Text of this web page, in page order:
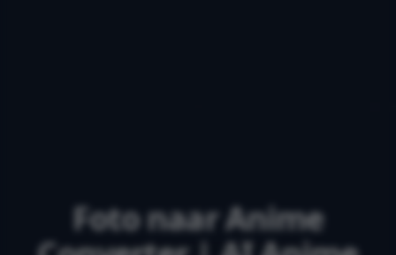
Foto naar Anime